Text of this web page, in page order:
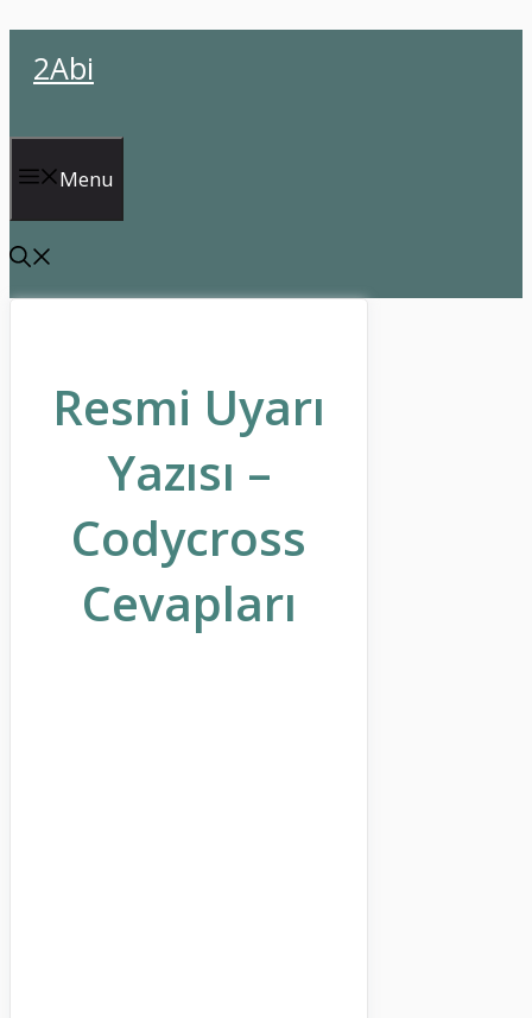
atla2Abi
Menu
Resmi Uyarı
Yazısı –
Codycross
Cevapları